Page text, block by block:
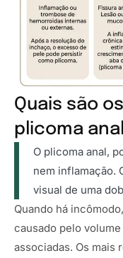
Quais são
plicoma
O plicoma anal,
nem inflamação.
visual de uma
Quando há
causado pelo
associadas. Os mais